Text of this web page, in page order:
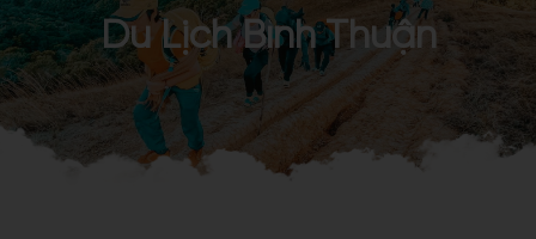
Du Lịch Bình Thuận